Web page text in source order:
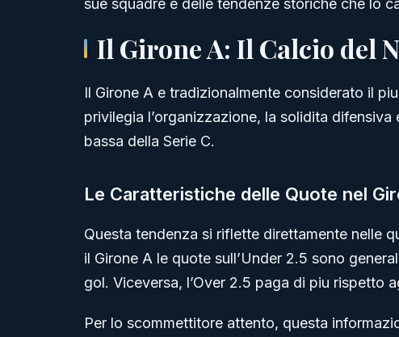
sue squadre e delle tendenze storiche che lo
Il Girone A: Il Calcio del
Il Girone A e tradizionalmente considerato il
privilegia l’organizzazione, la solidita
bassa della Serie C.
Le Caratteristiche delle Quote nel
Questa tendenza si riflette direttamente nelle
il Girone A le quote sull’Under 2.5 sono
gol. Viceversa, l’Over 2.5 paga di piu rispetto
Per lo scommettitore attento, questa